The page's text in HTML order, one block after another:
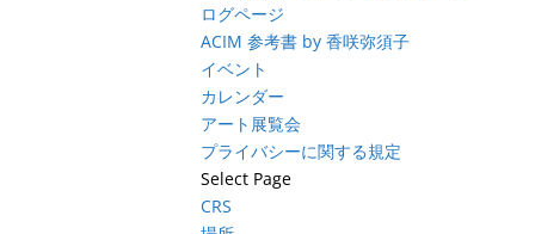
ログページ
ACIM 参考書 by 香咲弥須子
イベント
カレンダー
アート展覧会
プライバシーに関する規定
Select Page
CRS